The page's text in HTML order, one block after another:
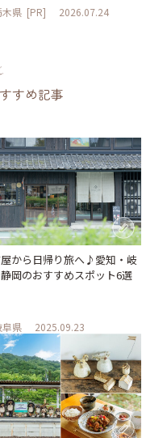
木県 [PR] 2026.07.24
すめ記事
から日帰り旅へ♪愛知・岐
岡のおすすめスポット6選
阜県 2025.09.23